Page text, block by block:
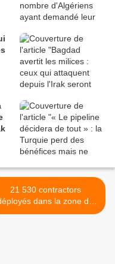
21 530 contractors
dans la zone de
du Centcom